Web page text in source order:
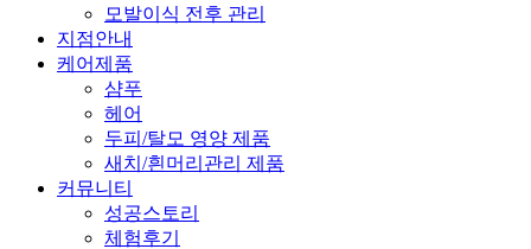
모발이식 전후 관리
지점안내
케어제품
샴푸
헤어
두피/탈모 영양 제품
새치/흰머리관리 제품
커뮤니티
성공스토리
체험후기